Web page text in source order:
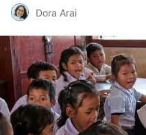
Dora Arai